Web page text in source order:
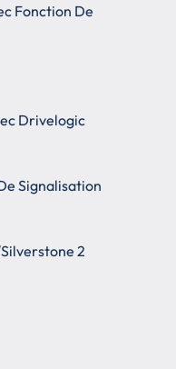
Fonction De
Drivelogic
Signalisation
2